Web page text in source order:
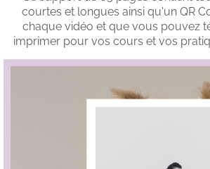
courtes et longues ainsi qu'un QR
chaque vidéo et que vous pouvez
imprimer pour vos cours et vos